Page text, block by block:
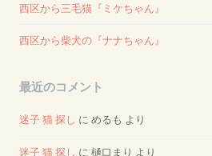
西区から三毛猫『ミケちゃん』
西区から柴犬の『ナナちゃん』
最近のコメント
迷子 猫 探し に めるも より
迷子 猫 探し に 樋口まり より